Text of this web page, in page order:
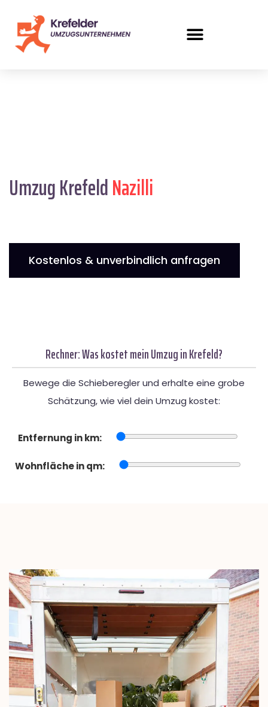
Umzug KrefeldNazilli
Kostenlos & unverbindlich anfragen
Rechner: Was kostet mein Umzug in Krefeld?
Bewege die Schieberegler und erhalte eine grobe
Schätzung, wie viel dein Umzug kostet:
Entfernung in km:
Wohnfläche in qm: